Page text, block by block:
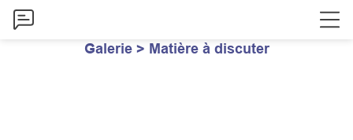
Galerie > Matière à discuter